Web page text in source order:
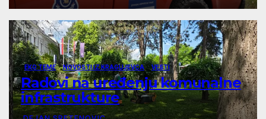
EKO TEME NOVOSTI IZ KRAGUJEVCA VESTI
Radovi na uređenju komunalne
infrastrukture